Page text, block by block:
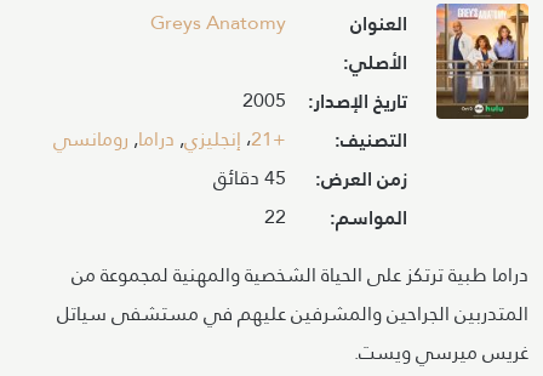
Image
العنوان
الأصلي:
Greys Anatomy
تاريخ الإصدار: 2005
التصنيف: +21 ،إنجليزي,دراما,رومانسي
زمن العرض: 45 دقائق
المواسم:
22
دراما طبية ترتكز على الحياة الشخصية والمهنية لمجموعة من
المتدربين الجراحين والمشرفين عليهم في مستشفى سياتل
غريس ميرسي ويست.